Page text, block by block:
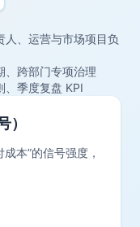
、运营与市场项目负
、跨部门专项治理
、季度复盘 KPI
）
本”的信号强度，